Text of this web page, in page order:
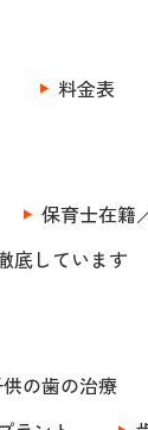
料金表
保育士在籍
底しています
の歯の治療